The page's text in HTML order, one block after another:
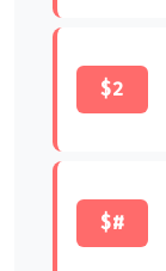
$2
$#